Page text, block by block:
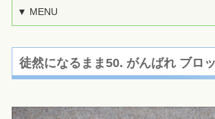
▼ MENU
徒然になるまま50. がんばれ ブロ